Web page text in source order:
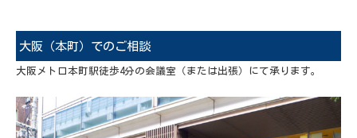
大阪（本町）でのご相談
大阪メトロ本町駅徒歩4分の会議室（または出張）にて承ります。